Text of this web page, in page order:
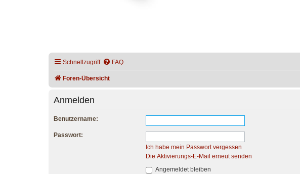
Schnellzugriff FAQ
Foren-Übersicht
Anmelden
Benutzername:
Passwort:
Ich habe mein Passwort vergessen
Die Aktivierungs-E-Mail erneut senden
Angemeldet bleiben